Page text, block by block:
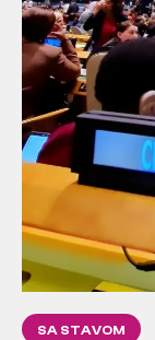
SA STAVOM